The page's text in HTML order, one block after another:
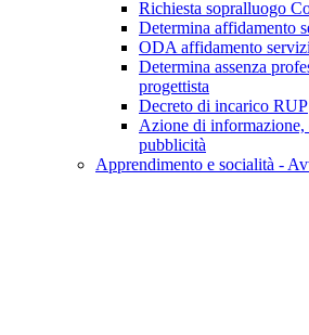
Richiesta sopralluogo
Determina affidamento
ODA affidamento
Determina assenza
progettista
Decreto di incarico RUP
Azione di informazione,
pubblicità
Apprendimento e socialità -